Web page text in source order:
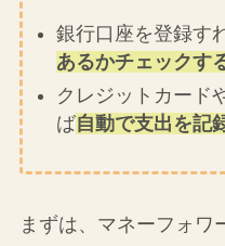
銀行口座を登録す
あるかチェックす
クレジットカード
ば自動で支出を記
まずは、マネーフォワ